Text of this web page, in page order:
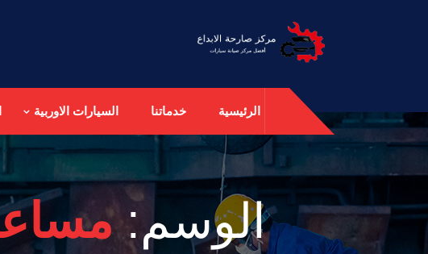
الرئيسية خدماتنا السيارات الاوربية
الوسم: